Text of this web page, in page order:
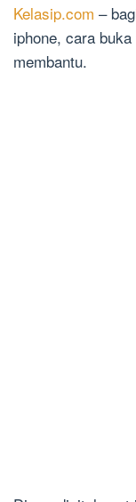
Kelasip.com –
iphone, cara
membantu.